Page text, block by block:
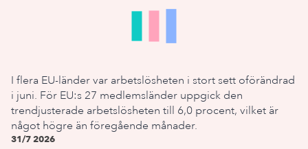
I flera EU-länder var arbetslösheten i stort sett oförändrad
i juni. För EU:s 27 medlemsländer uppgick den
trendjusterade arbetslösheten till 6,0 procent, vilket är
något högre än föregående månader.
31/7 2026